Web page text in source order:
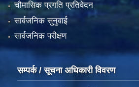
चौमासिक प्रगति प्रतिवेदन
सार्वजनिक सुनुवाई
सार्वजनिक परीक्षण
सम्पर्क / सूचना अधिकारी विवरण